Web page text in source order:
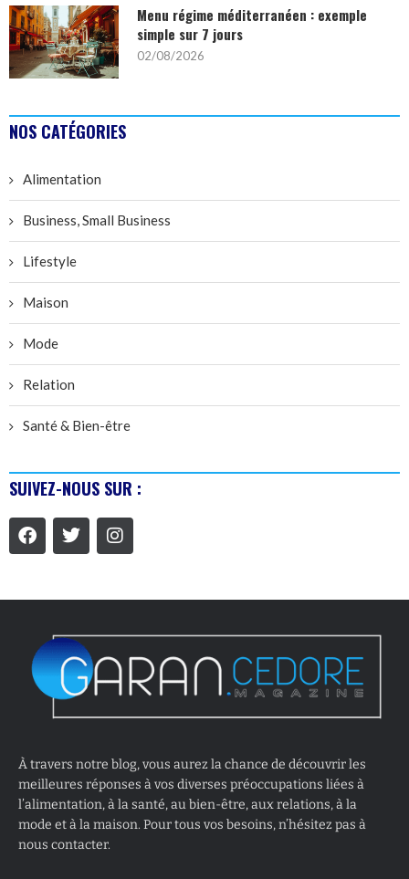
Menu régime méditerranéen : exemple
simple sur 7 jours
02/08/2026
NOS CATÉGORIES
Alimentation
Business, Small Business
Lifestyle
Maison
Mode
Relation
Santé & Bien-être
SUIVEZ-NOUS SUR :
À travers notre blog, vous aurez la chance de découvrir les
meilleures réponses à vos diverses préoccupations liées à
l’alimentation, à la santé, au bien-être, aux relations, à la
mode et à la maison. Pour tous vos besoins, n’hésitez pas à
nous contacter.